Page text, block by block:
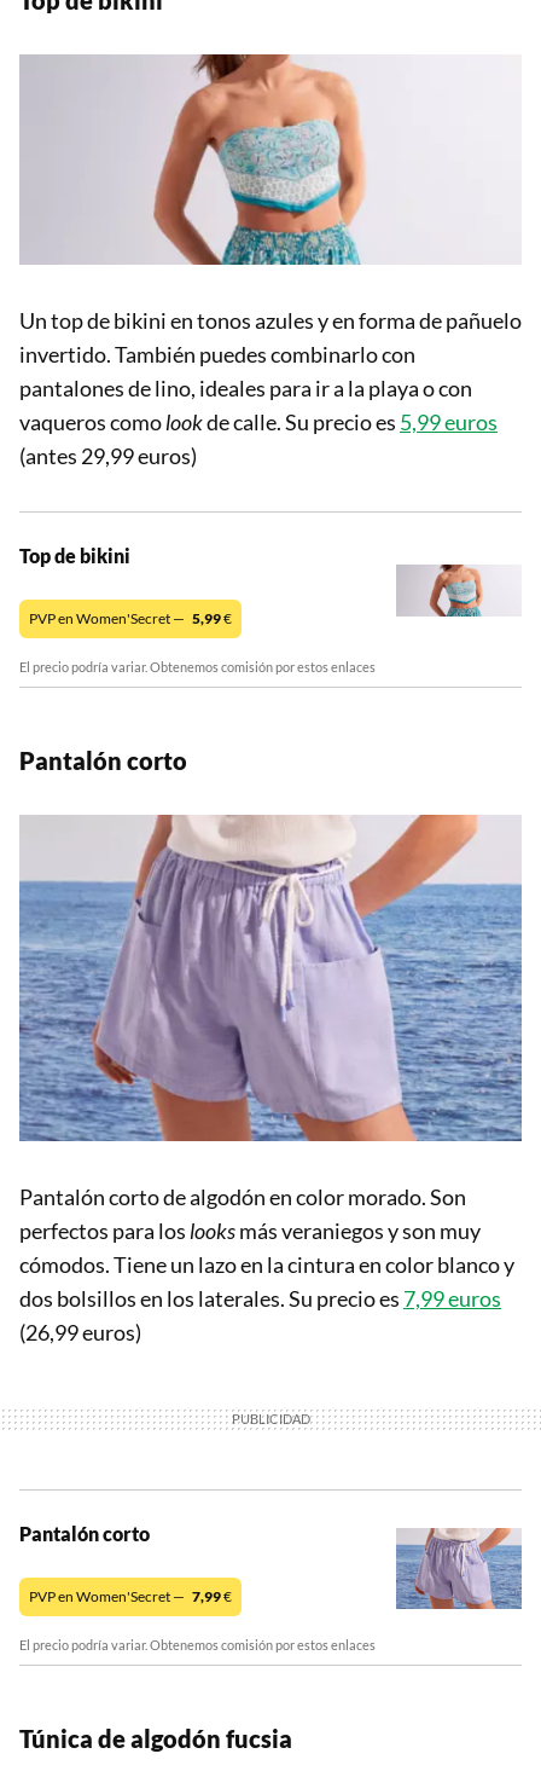
Un top de bikini en tonos azules y en forma de pañuelo
invertido. También puedes combinarlo con
pantalones de lino, ideales para ir a la playa o con
vaqueros comolookde calle. Su precio es 5,99 euros
(antes 29,99 euros)
Top de bikini
PVP en Women'Secret — 5,99€
El precio podría variar. Obtenemos comisión por estos enlaces
Pantalón corto
Pantalón corto de algodón en color morado. Son
perfectos para los looksmás veraniegos y son muy
cómodos. Tiene un lazo en la cintura en color blanco y
dos bolsillos en los laterales. Su precio es 7,99 euros
(26,99 euros)
Pantalón corto
PVP en Women'Secret — 7,99€
El precio podría variar. Obtenemos comisión por estos enlaces
Túnica de algodón fucsia